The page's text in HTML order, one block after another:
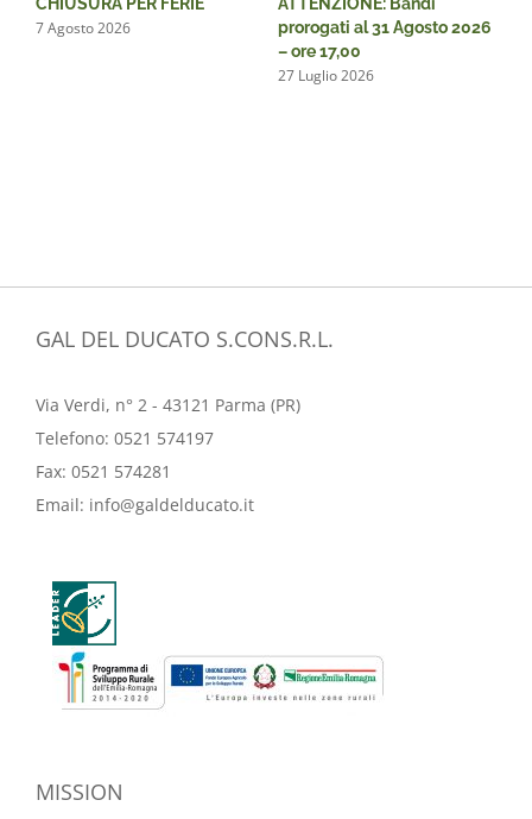
CHIUSURA PER FERIE
7 Agosto 2026
ATTENZIONE: Bandi
prorogati al 31 Agosto 2026
– ore 17,00
27 Luglio 2026
GAL DEL DUCATO S.CONS.R.L.
Via Verdi, n° 2 - 43121 Parma (PR)
Telefono: 0521 574197
Fax: 0521 574281
Email: info@galdelducato.it
MISSION